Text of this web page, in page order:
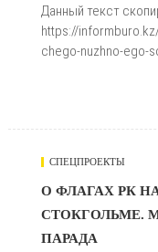
Данный текст
https://
chego-nuzhno-ego-
647

СПЕЦПРОЕКТЫ
О ФЛАГАХ РК
СТОКГОЛЬМЕ.
ПАРАДА